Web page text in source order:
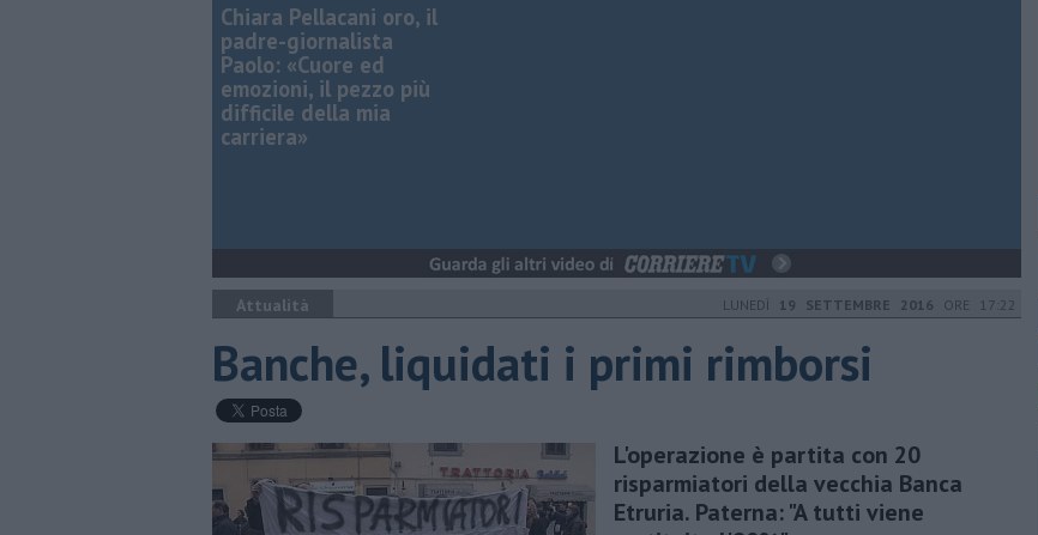
Chiara Pellacani oro, il
padre-giornalista
Paolo: «Cuore ed
emozioni, il pezzo più
difficile della mia
carriera»
Attualità LUNEDÌ 19 SETTEMBRE 2016 ORE 17:22
Banche, liquidati i primi rimborsi
L'operazione è partita con 20
risparmiatori della vecchia Banca
Etruria. Paterna: "A tutti viene